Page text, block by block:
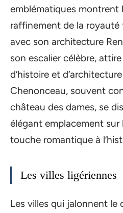
emblématiques montrent
raffinement de la royauté
avec son architecture
son escalier célèbre,
d’histoire et
Chenonceau, souvent
château des dames, se
élégant emplacement
touche romantique à
Les villes ligériennes
Les villes qui jalonnent le